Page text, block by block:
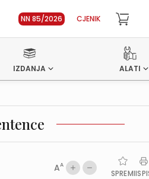
NN 85/2026 CJENIK
IZDANJA ALATI
AA
SPREMI